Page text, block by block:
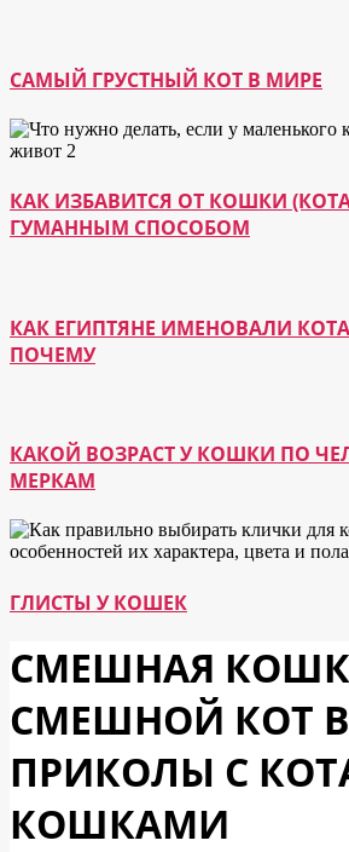
САМЫЙ ГРУСТНЫЙ КОТ В МИРЕ
КАК ИЗБАВИТСЯ ОТ КОШКИ
ГУМАННЫМ СПОСОБОМ
КАК ЕГИПТЯНЕ ИМЕНОВАЛИ
ПОЧЕМУ
КАКОЙ ВОЗРАСТ У КОШКИ ПО
МЕРКАМ
ГЛИСТЫ У КОШЕК
СМЕШНАЯ
СМЕШНОЙ КОТ
ПРИКОЛЫ С
КОШКАМИ